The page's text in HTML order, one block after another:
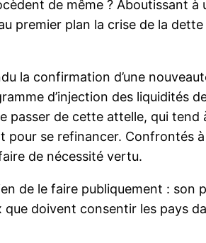
de même ? Aboutissant
premier plan la crise de la
la confirmation d’une
d’injection des liquidités
de cette attelle, qui tend
se refinancer. Confrontés
de nécessité vertu.
de le faire publiquement : son
que doivent consentir les pays